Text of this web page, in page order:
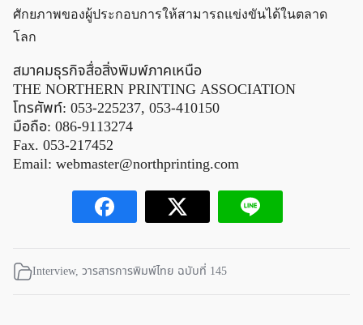
ศักยภาพของผู้ประกอบการให้สามารถแข่งขันได้ในตลาด
โลก
สมาคมธุรกิจสื่อสิ่งพิมพ์ภาคเหนือ
THE NORTHERN PRINTING ASSOCIATION
โทรศัพท์: 053-225237, 053-410150
มือถือ: 086-9113274
Fax. 053-217452
Email: webmaster@northprinting.com
Interview, วารสารการพิมพ์ไทย ฉบับที่ 145